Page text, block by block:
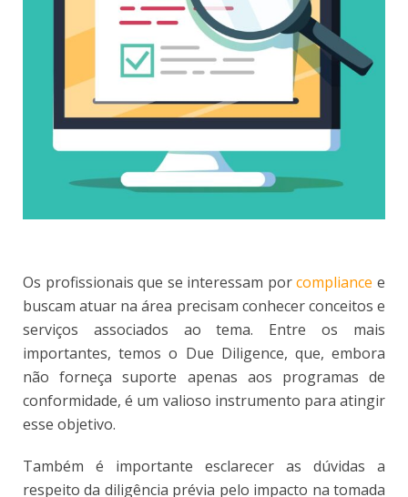
Os profissionais que se interessam porcompliance e
buscam atuar na área precisam conhecer conceitos e
serviços associados ao tema. Entre os mais
importantes, temos o Due Diligence, que, embora
não forneça suporte apenas aos programas de
conformidade, é um valioso instrumento para atingir
esse objetivo.
Também é importante esclarecer as dúvidas a
respeito da diligência prévia pelo impacto na tomada